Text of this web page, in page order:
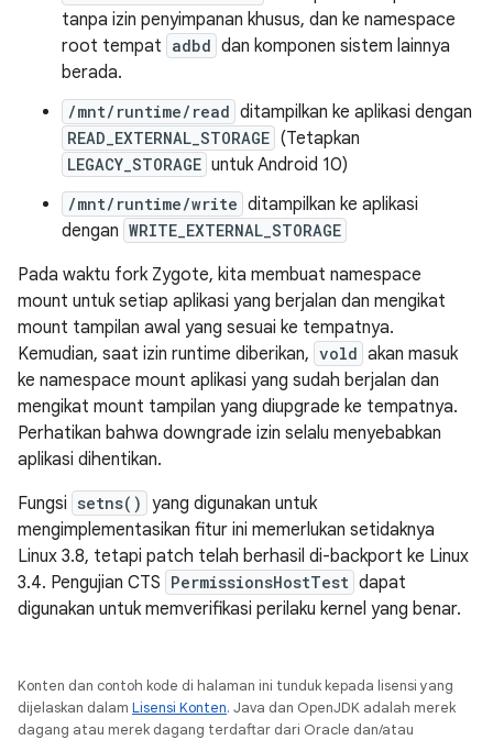
tanpa izin penyimpanan khusus, dan ke namespace
root tempat adbd dan komponen sistem lainnya
berada.
/mnt/runtime/read ditampilkan ke aplikasi dengan
READ_EXTERNAL_STORAGE (Tetapkan
LEGACY_STORAGE untuk Android 10)
/mnt/runtime/write ditampilkan ke aplikasi
dengan WRITE_EXTERNAL_STORAGE
Pada waktu fork Zygote, kita membuat namespace
mount untuk setiap aplikasi yang berjalan dan mengikat
mount tampilan awal yang sesuai ke tempatnya.
Kemudian, saat izin runtime diberikan, vold akan masuk
ke namespace mount aplikasi yang sudah berjalan dan
mengikat mount tampilan yang diupgrade ke tempatnya.
Perhatikan bahwa downgrade izin selalu menyebabkan
aplikasi dihentikan.
Fungsi setns() yang digunakan untuk
mengimplementasikan fitur ini memerlukan setidaknya
Linux 3.8, tetapi patch telah berhasil di-backport ke Linux
3.4. Pengujian CTS PermissionsHostTest dapat
digunakan untuk memverifikasi perilaku kernel yang benar.
Konten dan contoh kode di halaman ini tunduk kepada lisensi yang
dijelaskan dalam Lisensi Konten. Java dan OpenJDK adalah merek
dagang atau merek dagang terdaftar dari Oracle dan/atau